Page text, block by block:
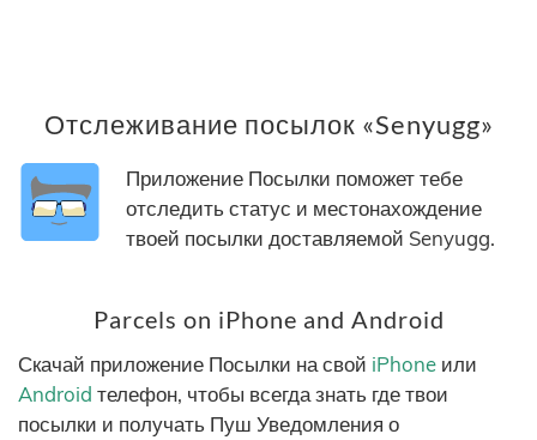
Отслеживание посылок «Senyugg»
Приложение Посылки поможет тебе
отследить статус и местонахождение
твоей посылки доставляемой Senyugg.
Parcels on iPhone and Android
Скачай приложение Посылки на свой iPhone или
Android телефон, чтобы всегда знать где твои
посылки и получать Пуш Уведомления о